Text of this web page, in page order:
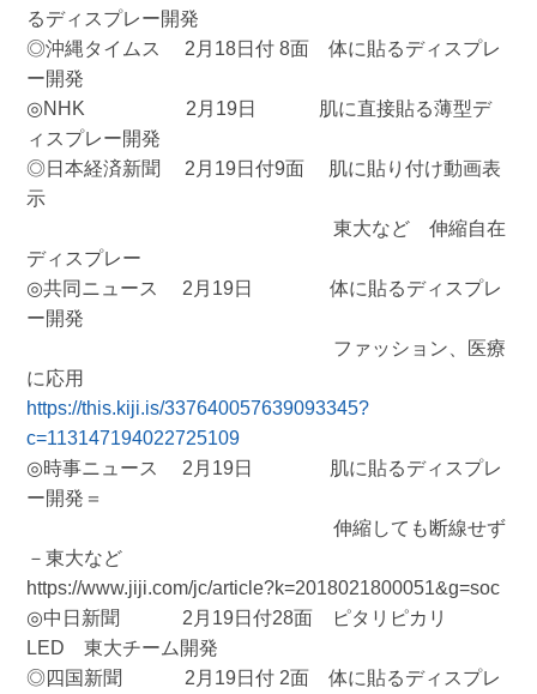
るディスプレー開発
◎沖縄タイムス 2月18日付 8面 体に貼るディスプレ
ー開発
◎NHK 2月19日 肌に直接貼る薄型デ
ィスプレー開発
◎日本経済新聞 2月19日付9面 肌に貼り付け動画表
示
東大など 伸縮自在
ディスプレー
◎共同ニュース 2月19日 体に貼るディスプレ
ー開発
ファッション、医療
に応用
https://this.kiji.is/337640057639093345?
c=113147194022725109
◎時事ニュース 2月19日 肌に貼るディスプレ
ー開発＝
伸縮しても断線せず
－東大など
https://www.jiji.com/jc/article?k=2018021800051&g=soc
◎中日新聞 2月19日付28面 ピタリピカリ
LED 東大チーム開発
◎四国新聞 2月19日付 2面 体に貼るディスプレ